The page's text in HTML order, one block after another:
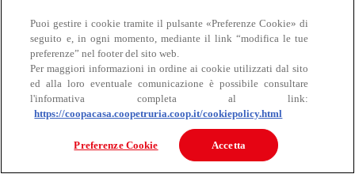
Bovino
Puoi gestire i cookie tramite il pulsante «Preferenze Cookie» di
seguito e, in ogni momento, mediante il link “modifica le tue
preferenze” nel footer del sito web.
Per maggiori informazioni in ordine ai cookie utilizzati dal sito
ed alla loro eventuale comunicazione è possibile consultare
l'informativa completa al link:
https://coopacasa.coopetruria.coop.it/cookiepolicy.html
Preferenze Cookie Accetta